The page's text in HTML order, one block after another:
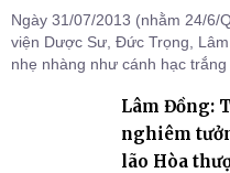
Ngày 31/07/2013 (nhằm 24/6/
viện Dược Sư, Đức Trọng,
nhẹ nhàng như cánh hạc
Lâm Đồng:
nghiêm
lão Hòa